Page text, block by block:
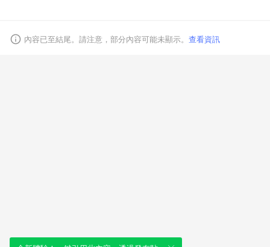
內容已至結尾。請注意，部分內容可能未顯示。 查看資訊